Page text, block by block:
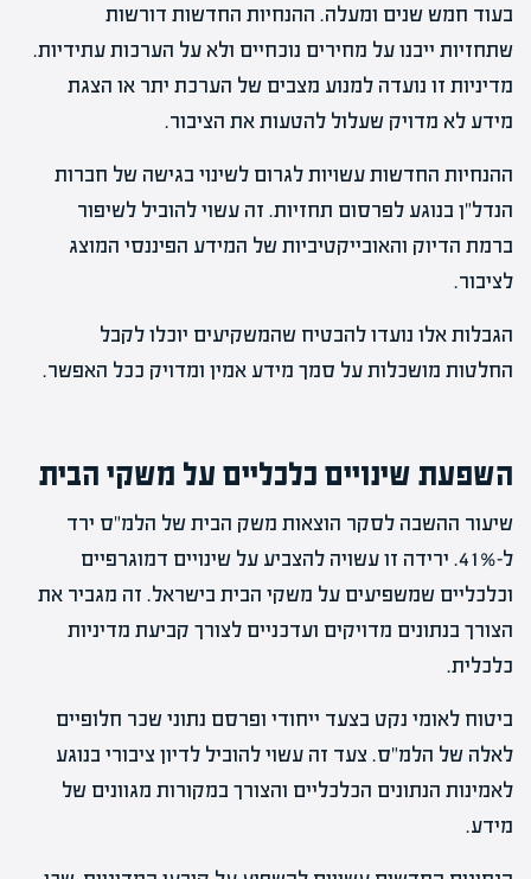
בעוד חמש שנים ומעלה. ההנחיות החדשות דורשות
שתחזיות ייבנו על מחירים נוכחיים ולא על הערכות עתידיות.
מדיניות זו נועדה למנוע מצבים של הערכת יתר או הצגת
מידע לא מדויק שעלול להטעות את הציבור.
ההנחיות החדשות עשויות לגרום לשינוי בגישה של חברות
הנדל"ן בנוגע לפרסום תחזיות. זה עשוי להוביל לשיפור
ברמת הדיוק והאובייקטיביות של המידע הפיננסי המוצג
לציבור.
הגבלות אלו נועדו להבטיח שהמשקיעים יוכלו לקבל
החלטות מושכלות על סמך מידע אמין ומדויק ככל האפשר.
השפעת שינויים כלכליים על משקי הבית
שיעור ההשבה לסקר הוצאות משק הבית של הלמ"ס ירד
ל-41%. ירידה זו עשויה להצביע על שינויים דמוגרפיים
וכלכליים שמשפיעים על משקי הבית בישראל. זה מגביר את
הצורך בנתונים מדויקים ועדכניים לצורך קביעת מדיניות
כלכלית.
ביטוח לאומי נקט בצעד ייחודי ופרסם נתוני שכר חלופיים
לאלה של הלמ"ס. צעד זה עשוי להוביל לדיון ציבורי בנוגע
לאמינות הנתונים הכלכליים והצורך במקורות מגוונים של
מידע.